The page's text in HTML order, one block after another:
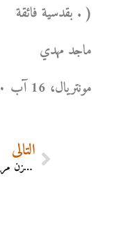
بقدسية فائقة . )
ماجد مهدي
مونتریال، 16 آب ۲۰۰۰
التالي
هنا لا حزن مرير ولا شقاء